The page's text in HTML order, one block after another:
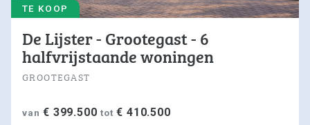
TE KOOP
De Lijster - Grootegast - 6
halfvrijstaande woningen
GROOTEGAST
van € 399.500tot€ 410.500